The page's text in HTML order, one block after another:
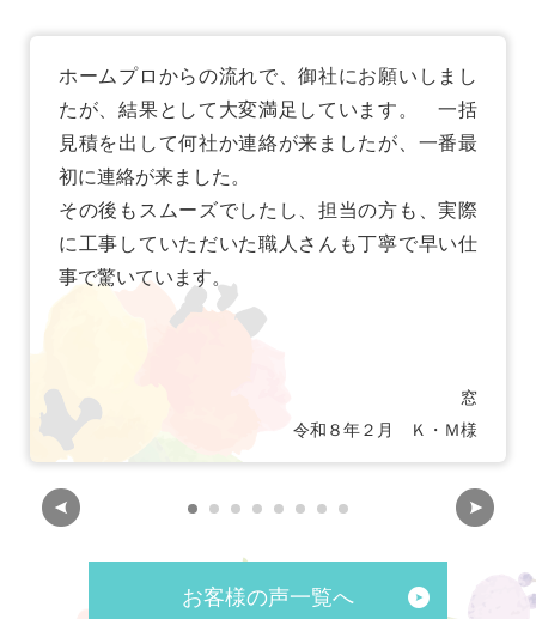
ホームプロからの流れで、御社にお願いしまし
たが、結果として大変満足しています。 一括
見積を出して何社か連絡が来ましたが、一番最
初に連絡が来ました。
その後もスムーズでしたし、担当の方も、実際
に工事していただいた職人さんも丁寧で早い仕
事で驚いています。
窓
令和８年２月 Ｋ・Ｍ様
お客様の声一覧へ